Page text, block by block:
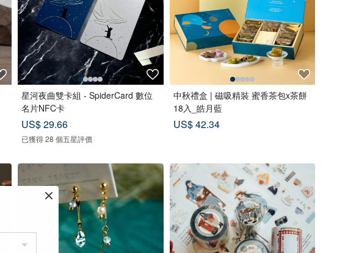
星河夜曲雙卡組 - SpiderCard 數位
名片NFC卡
US$ 29.66
已獲得 28 個五星評價
中秋禮盒 | 磁吸精裝 蜜香茶包x茶餅
18入_皓月藍
US$ 42.34